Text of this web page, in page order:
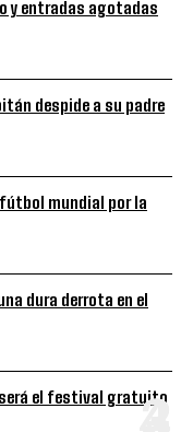
y entradas agotadas
despide a su padre
mundial por la
dura derrota en el
será el festival gratuito